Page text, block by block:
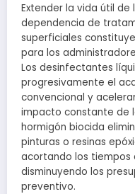
Extender la vida útil de
dependencia de
superficiales
para los
Los desinfectantes
progresivamente el
convencional y
impacto constante de
hormigón biocida
pinturas o resinas
acortando los
disminuyendo los
preventivo.